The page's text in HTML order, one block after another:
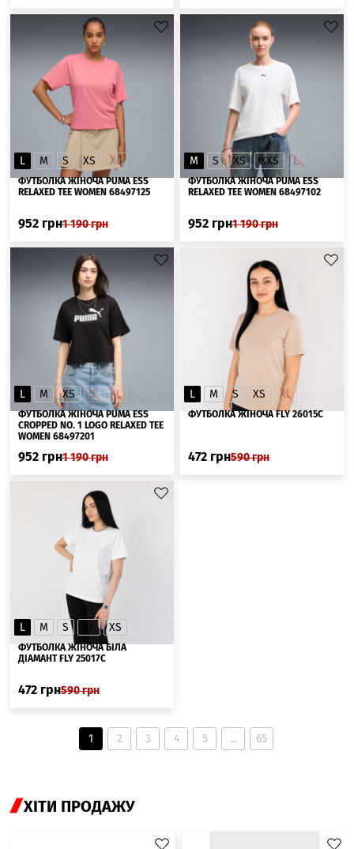
L M S XS XL
ФУТБОЛКА ЖІНОЧА PUMA ESS
RELAXED TEE WOMEN 68497125
952 грн1 190грн
M S XS XXS L
ФУТБОЛКА ЖІНОЧА PUMA ESS
RELAXED TEE WOMEN 68497102
952 грн1 190грн
L M XS S XL
ФУТБОЛКА ЖІНОЧА PUMA ESS
CROPPED NO. 1 LOGO RELAXED TEE
WOMEN 68497201
952 грн1 190грн
L M S XS XL
ФУТБОЛКА ЖІНОЧА FLY 26015С
472 грн590грн
L M S XS
ФУТБОЛКА ЖІНОЧА БІЛА
ДІАМАНТ FLY 25017С
472 грн590грн
1 2 3 4 5 ... 65
ХІТИ ПРОДАЖУ